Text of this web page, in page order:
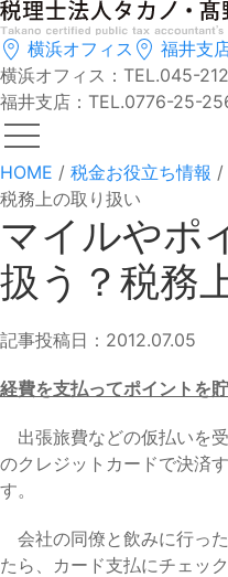
横浜オフィス 福井支
横浜オフィス：TEL.045-
福井支店：TEL.0776-25-
HOME / 税金お役立ち情報 /
税務上の取り扱い
マイルやポ
扱う？税務
記事投稿日：2012.07.05
経費を支払ってポイントを
出張旅費などの仮払いを
のクレジットカードで決済
す。
会社の同僚と飲みに行っ
たら、カード支払にチェッ